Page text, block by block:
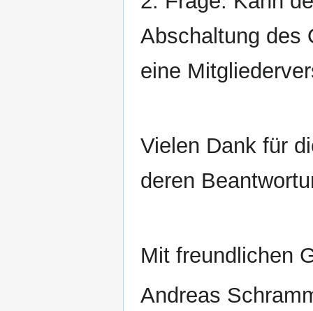
Abschaltung des
eine
Vielen Dank für
deren
Mit freundlichen
Andreas